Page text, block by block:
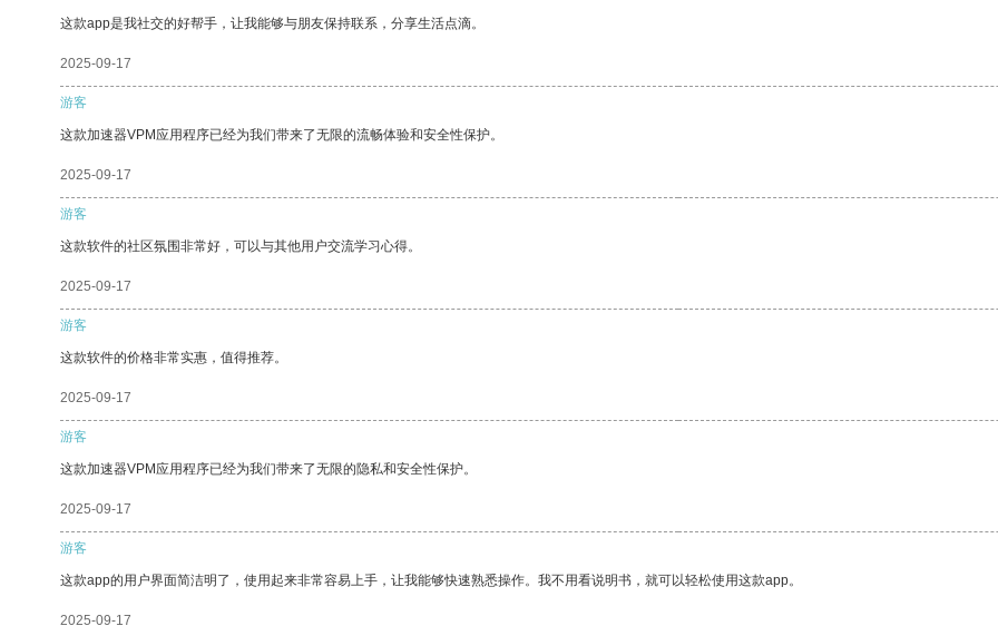
这款app是我社交的好帮手，让我能够与朋友保持联系，分享生活点滴。
2025-09-17
游客
这款加速器VPM应用程序已经为我们带来了无限的流畅体验和安全性保护。
2025-09-17
游客
这款软件的社区氛围非常好，可以与其他用户交流学习心得。
2025-09-17
游客
这款软件的价格非常实惠，值得推荐。
2025-09-17
游客
这款加速器VPM应用程序已经为我们带来了无限的隐私和安全性保护。
2025-09-17
游客
这款app的用户界面简洁明了，使用起来非常容易上手，让我能够快速熟悉操作。我不用看说明书，就可以轻松使用这款app。
2025-09-17